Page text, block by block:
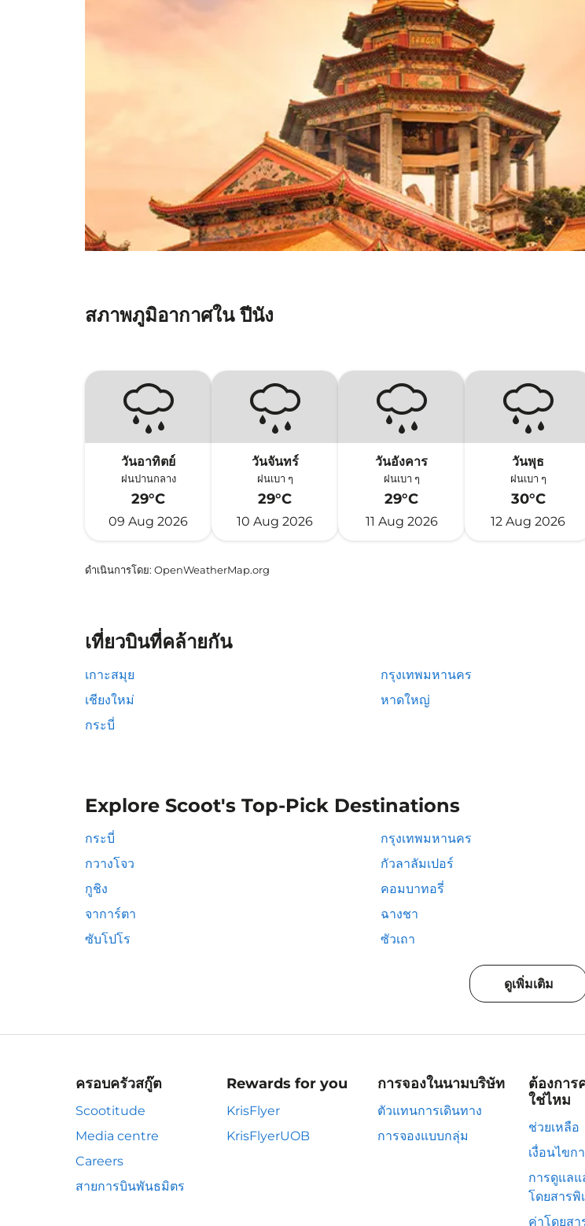
สภาพภูมิอากาศใน ปีนัง
วันอาทิตย์
ฝนปานกลาง
29°C
09 Aug 2026
วันจันทร์
ฝนเบา ๆ
29°C
10 Aug 2026
วันอังคาร
ฝนเบา ๆ
29°C
11 Aug 2026
วันพุธ
ฝนเบา ๆ
30°C
12 Aug 2026
ดำเนินการโดย: OpenWeatherMap.org
เที่ยวบินที่คล้ายกัน
เกาะสมุย กรุงเทพมหานคร
เชียงใหม่
หาดใหญ่
กระบี่
Explore Scoot's Top-Pick Destinations
กระบี่ กรุงเทพมหานคร
กวางโจว
กัวลาลัมเปอร์
กูชิง
คอมบาทอรี่
จาการ์ตา
ฉางชา
ซับโปโร
ซัวเถา
ดูเพิ่มเติม
ครอบครัวสกู๊ต
Scootitude
Media centre
Careers
สายการบินพันธมิตร
Rewards for you
KrisFlyer
KrisFlyerUOB
การจองในนามบริษัท
ตัวแทนการเดินทาง
การจองแบบกลุ่ม
ต้องการ
ใช่ไหม
ช่วยเหลือ
เงื่อนไขก
การดูแลแ
โดยสารพิ
ค่าโดยสา